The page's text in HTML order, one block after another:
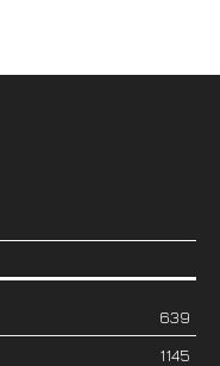
639
1145